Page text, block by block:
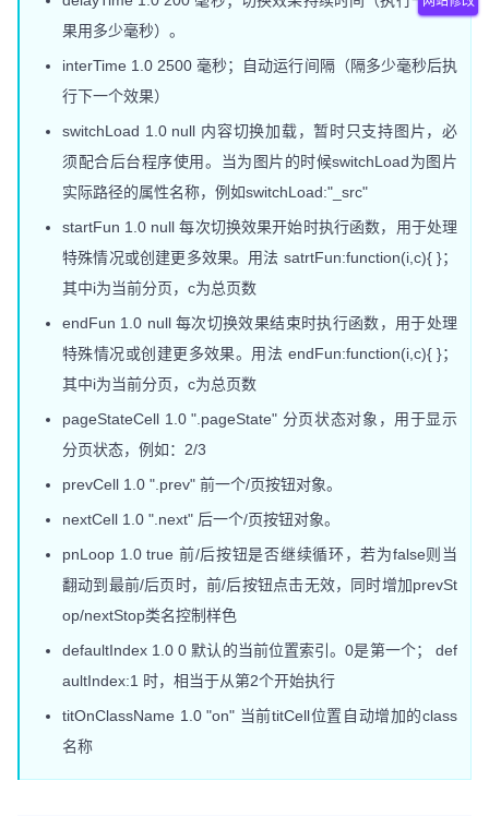
果用多少毫秒）。
interTime 1.0 2500 毫秒；自动运行间隔（隔多少毫秒后执
行下一个效果）
switchLoad 1.0 null 内容切换加载，暂时只支持图片，必
须配合后台程序使用。当为图片的时候switchLoad为图片
实际路径的属性名称，例如switchLoad:"_src"
startFun 1.0 null 每次切换效果开始时执行函数，用于处理
特殊情况或创建更多效果。用法 satrtFun:function(i,c){ }；
其中i为当前分页，c为总页数
endFun 1.0 null 每次切换效果结束时执行函数，用于处理
特殊情况或创建更多效果。用法 endFun:function(i,c){ }；
其中i为当前分页，c为总页数
pageStateCell 1.0 ".pageState" 分页状态对象，用于显示
分页状态，例如：2/3
prevCell 1.0 ".prev" 前一个/页按钮对象。
nextCell 1.0 ".next" 后一个/页按钮对象。
pnLoop 1.0 true 前/后按钮是否继续循环，若为false则当
翻动到最前/后页时，前/后按钮点击无效，同时增加prevSt
op/nextStop类名控制样色
defaultIndex 1.0 0 默认的当前位置索引。0是第一个； def
aultIndex:1 时，相当于从第2个开始执行
titOnClassName 1.0 "on" 当前titCell位置自动增加的class
名称